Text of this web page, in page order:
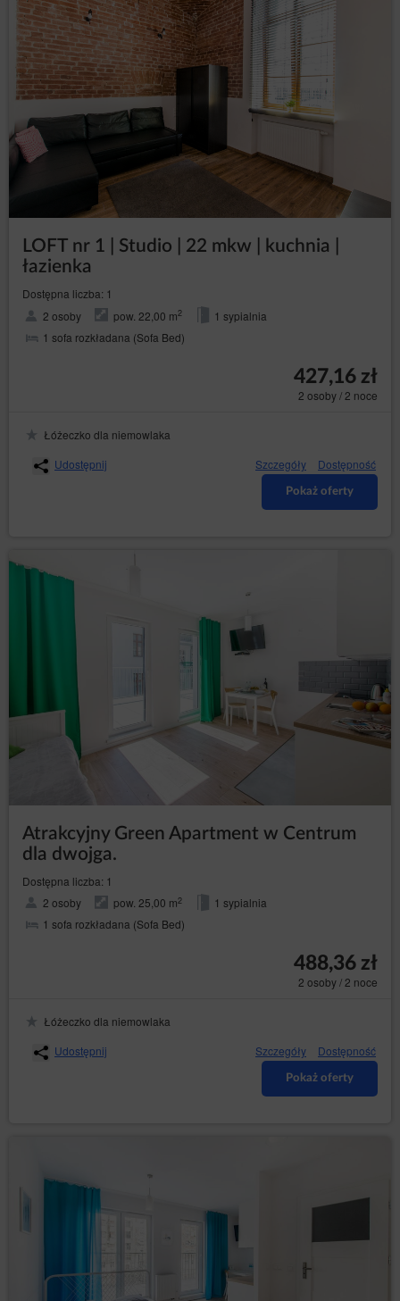
LOFT nr 1 | Studio | 22 mkw | kuchnia |
łazienka
Dostępna liczba: 1
2 osoby
pow. 22,00 m2
1 sypialnia
1 sofa rozkładana (Sofa Bed)
427,16 zł
2 osoby / 2 noce
Łóżeczko dla niemowlaka
Udostępnij
Szczegóły Dostępność
Pokaż oferty
Atrakcyjny Green Apartment w Centrum
dla dwojga.
Dostępna liczba: 1
2 osoby
pow. 25,00 m2
1 sypialnia
1 sofa rozkładana (Sofa Bed)
488,36 zł
2 osoby / 2 noce
Łóżeczko dla niemowlaka
Udostępnij
Szczegóły Dostępność
Pokaż oferty